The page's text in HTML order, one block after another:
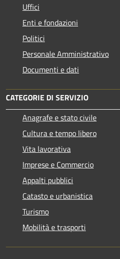
Uffici
Enti e fondazioni
Politici
Personale Amministrativo
Documenti e dati
CATEGORIE DI SERVIZIO
Anagrafe e stato civile
Cultura e tempo libero
Vita lavorativa
Imprese e Commercio
Appalti pubblici
Catasto e urbanistica
Turismo
Mobilità e trasporti